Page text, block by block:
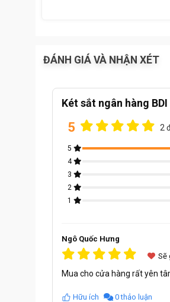
Tình trạng: hàng mới
Nhà sản xuất: BDI
ĐÁNH GIÁ VÀ NHẬN XÉT
Két sắt ngân hàng
5 2
5
4
3
2
1
Ngô Quốc Hưng
Sẽ
Mua cho cửa hàng rất yên
Hữu ích 0 thảo luận